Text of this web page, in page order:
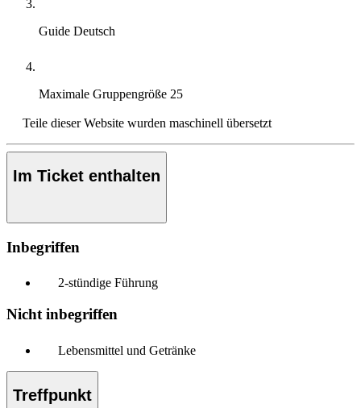
Guide Deutsch
Maximale Gruppengröße 25
Teile dieser Website wurden maschinell übersetzt
Im Ticket enthalten
Inbegriffen
2-stündige Führung
Nicht inbegriffen
Lebensmittel und Getränke
Treffpunkt